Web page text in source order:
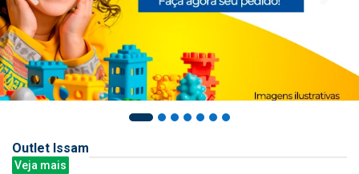
Outlet Issam
Veja mais